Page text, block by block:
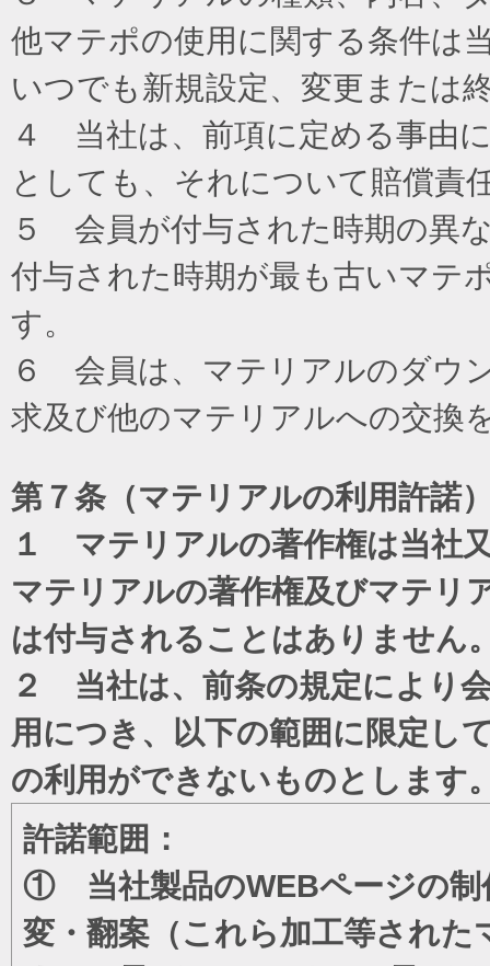
他マテポの使用に関する条件は
いつでも新規設定、変更または
４ 当社は、前項に定める事由
としても、それについて賠償責
５ 会員が付与された時期の異
付与された時期が最も古いマテ
す。
６ 会員は、マテリアルのダウ
求及び他のマテリアルへの交換
第７条（マテリアルの利用許諾
１ マテリアルの著作権は当社
マテリアルの著作権及びマテリ
は付与されることはありません
２ 当社は、前条の規定により
用につき、以下の範囲に限定し
の利用ができないものとします
許諾範囲：
① 当社製品のWEBページの制
変・翻案（これら加工等され